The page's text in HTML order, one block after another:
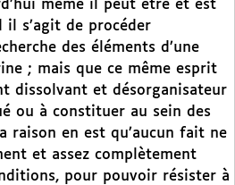
même il peut être et est
s’agit de procéder
des éléments d’une
; mais que ce même esprit
dissolvant et désorganisateur
ou à constituer au sein des
raison en est qu’aucun fait ne
et assez complètement
pour pouvoir résister à